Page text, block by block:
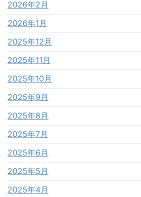
2026年2月
2026年1月
2025年12月
2025年11月
2025年10月
2025年9月
2025年8月
2025年7月
2025年6月
2025年5月
2025年4月